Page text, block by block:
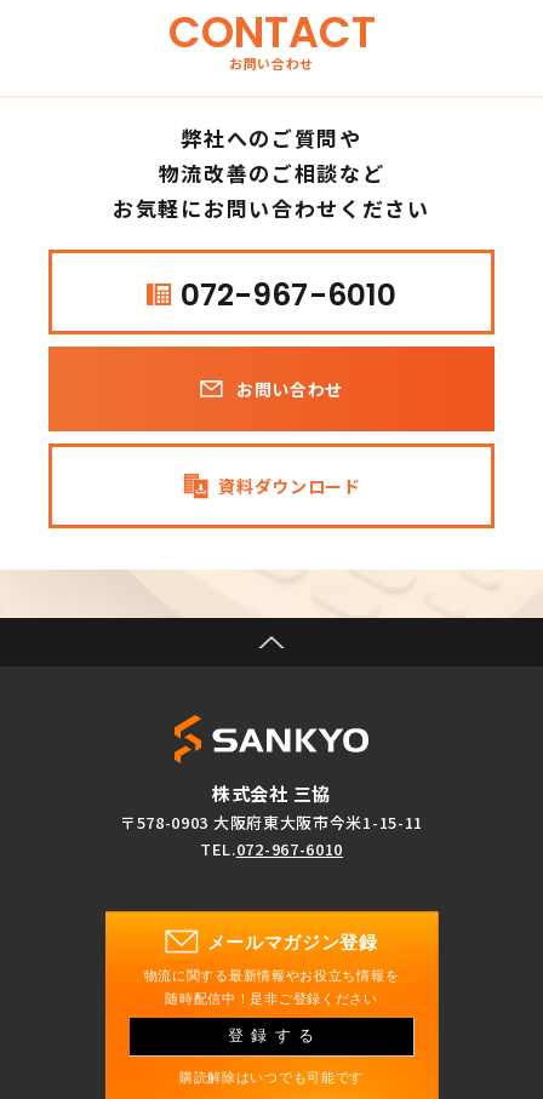
CONTACT
お問い合わせ
弊社へのご質問や
物流改善のご相談など
お気軽にお問い合わせください
072-967-6010
お問い合わせ
資料ダウンロード
株式会社 三協
〒578-0903 大阪府東大阪市今米1-15-11
TEL.072-967-6010
メールマガジン登録
物流に関する最新情報やお役立ち情報を
随時配信中！是非ご登録ください
登録する
購読解除はいつでも可能です